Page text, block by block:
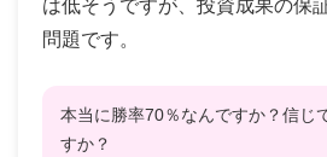
は低そうですが、投資成果の保
問題です。
本当に勝率70％なんですか？信じ
すか？